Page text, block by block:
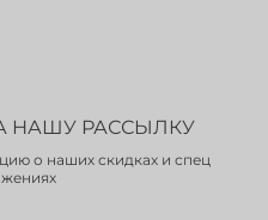
НАШУ РАССЫЛКУ
о наших скидках и спец